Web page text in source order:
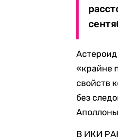
«крайне
свойств
без
В ИКИ